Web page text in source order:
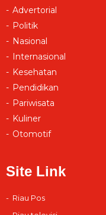
Advertorial
Politik
Nasional
Internasional
Kesehatan
Pendidikan
Pariwisata
Kuliner
Otomotif
Site Link
Riau Pos